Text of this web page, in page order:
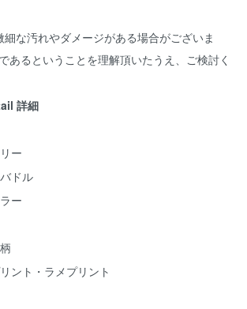
な汚れやダメージがある場合がございま
あるということを理解頂いたうえ、ご検討く
詳細
ー
ドル
ー
ント・ラメプリント